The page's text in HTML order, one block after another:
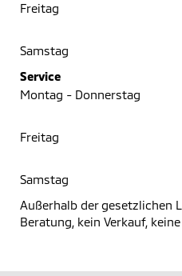
Freitag
Samstag
Service
Montag - Donnerstag
Freitag
Samstag
Außerhalb der gesetzlichen
Beratung, kein Verkauf,